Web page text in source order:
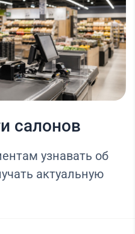
салонов
узнавать об
актуальную